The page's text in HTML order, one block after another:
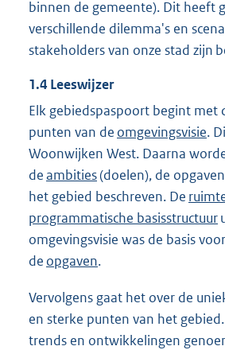
binnen de gemeente). Dit heeft
verschillende dilemma's en
stakeholders van onze stad zijn
1.4 Leeswijzer
Elk gebiedspaspoort begint met
punten van de omgevingsvisie.
Woonwijken West. Daarna
deambities(doelen), de
het gebied beschreven. De
programmatische basisstructuur
omgevingsvisie was de basis
de opgaven.
Vervolgens gaat het over de
en sterke punten van het
trends en ontwikkelingen